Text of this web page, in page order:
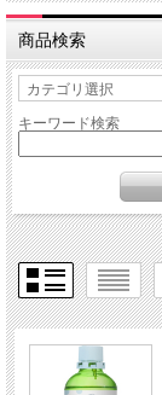
商品検索
キーワード検索